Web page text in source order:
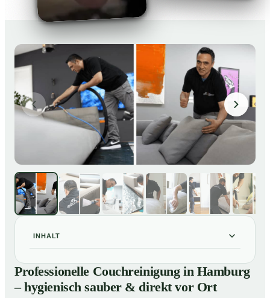
INHALT
01 Professionelle Couchreinigung in Hamburg –
hygienisch sauber & direkt vor Ort
Professionelle Couchreinigung in Hamburg
– hygienisch sauber & direkt vor Ort